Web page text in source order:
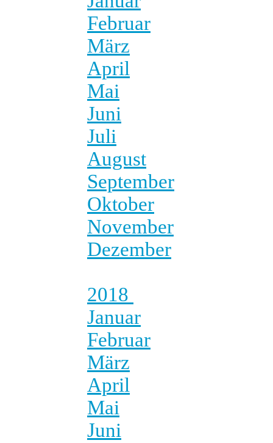
Februar
März
April
Mai
Juni
Juli
August
September
Oktober
November
Dezember
2018
Januar
Februar
März
April
Mai
Juni